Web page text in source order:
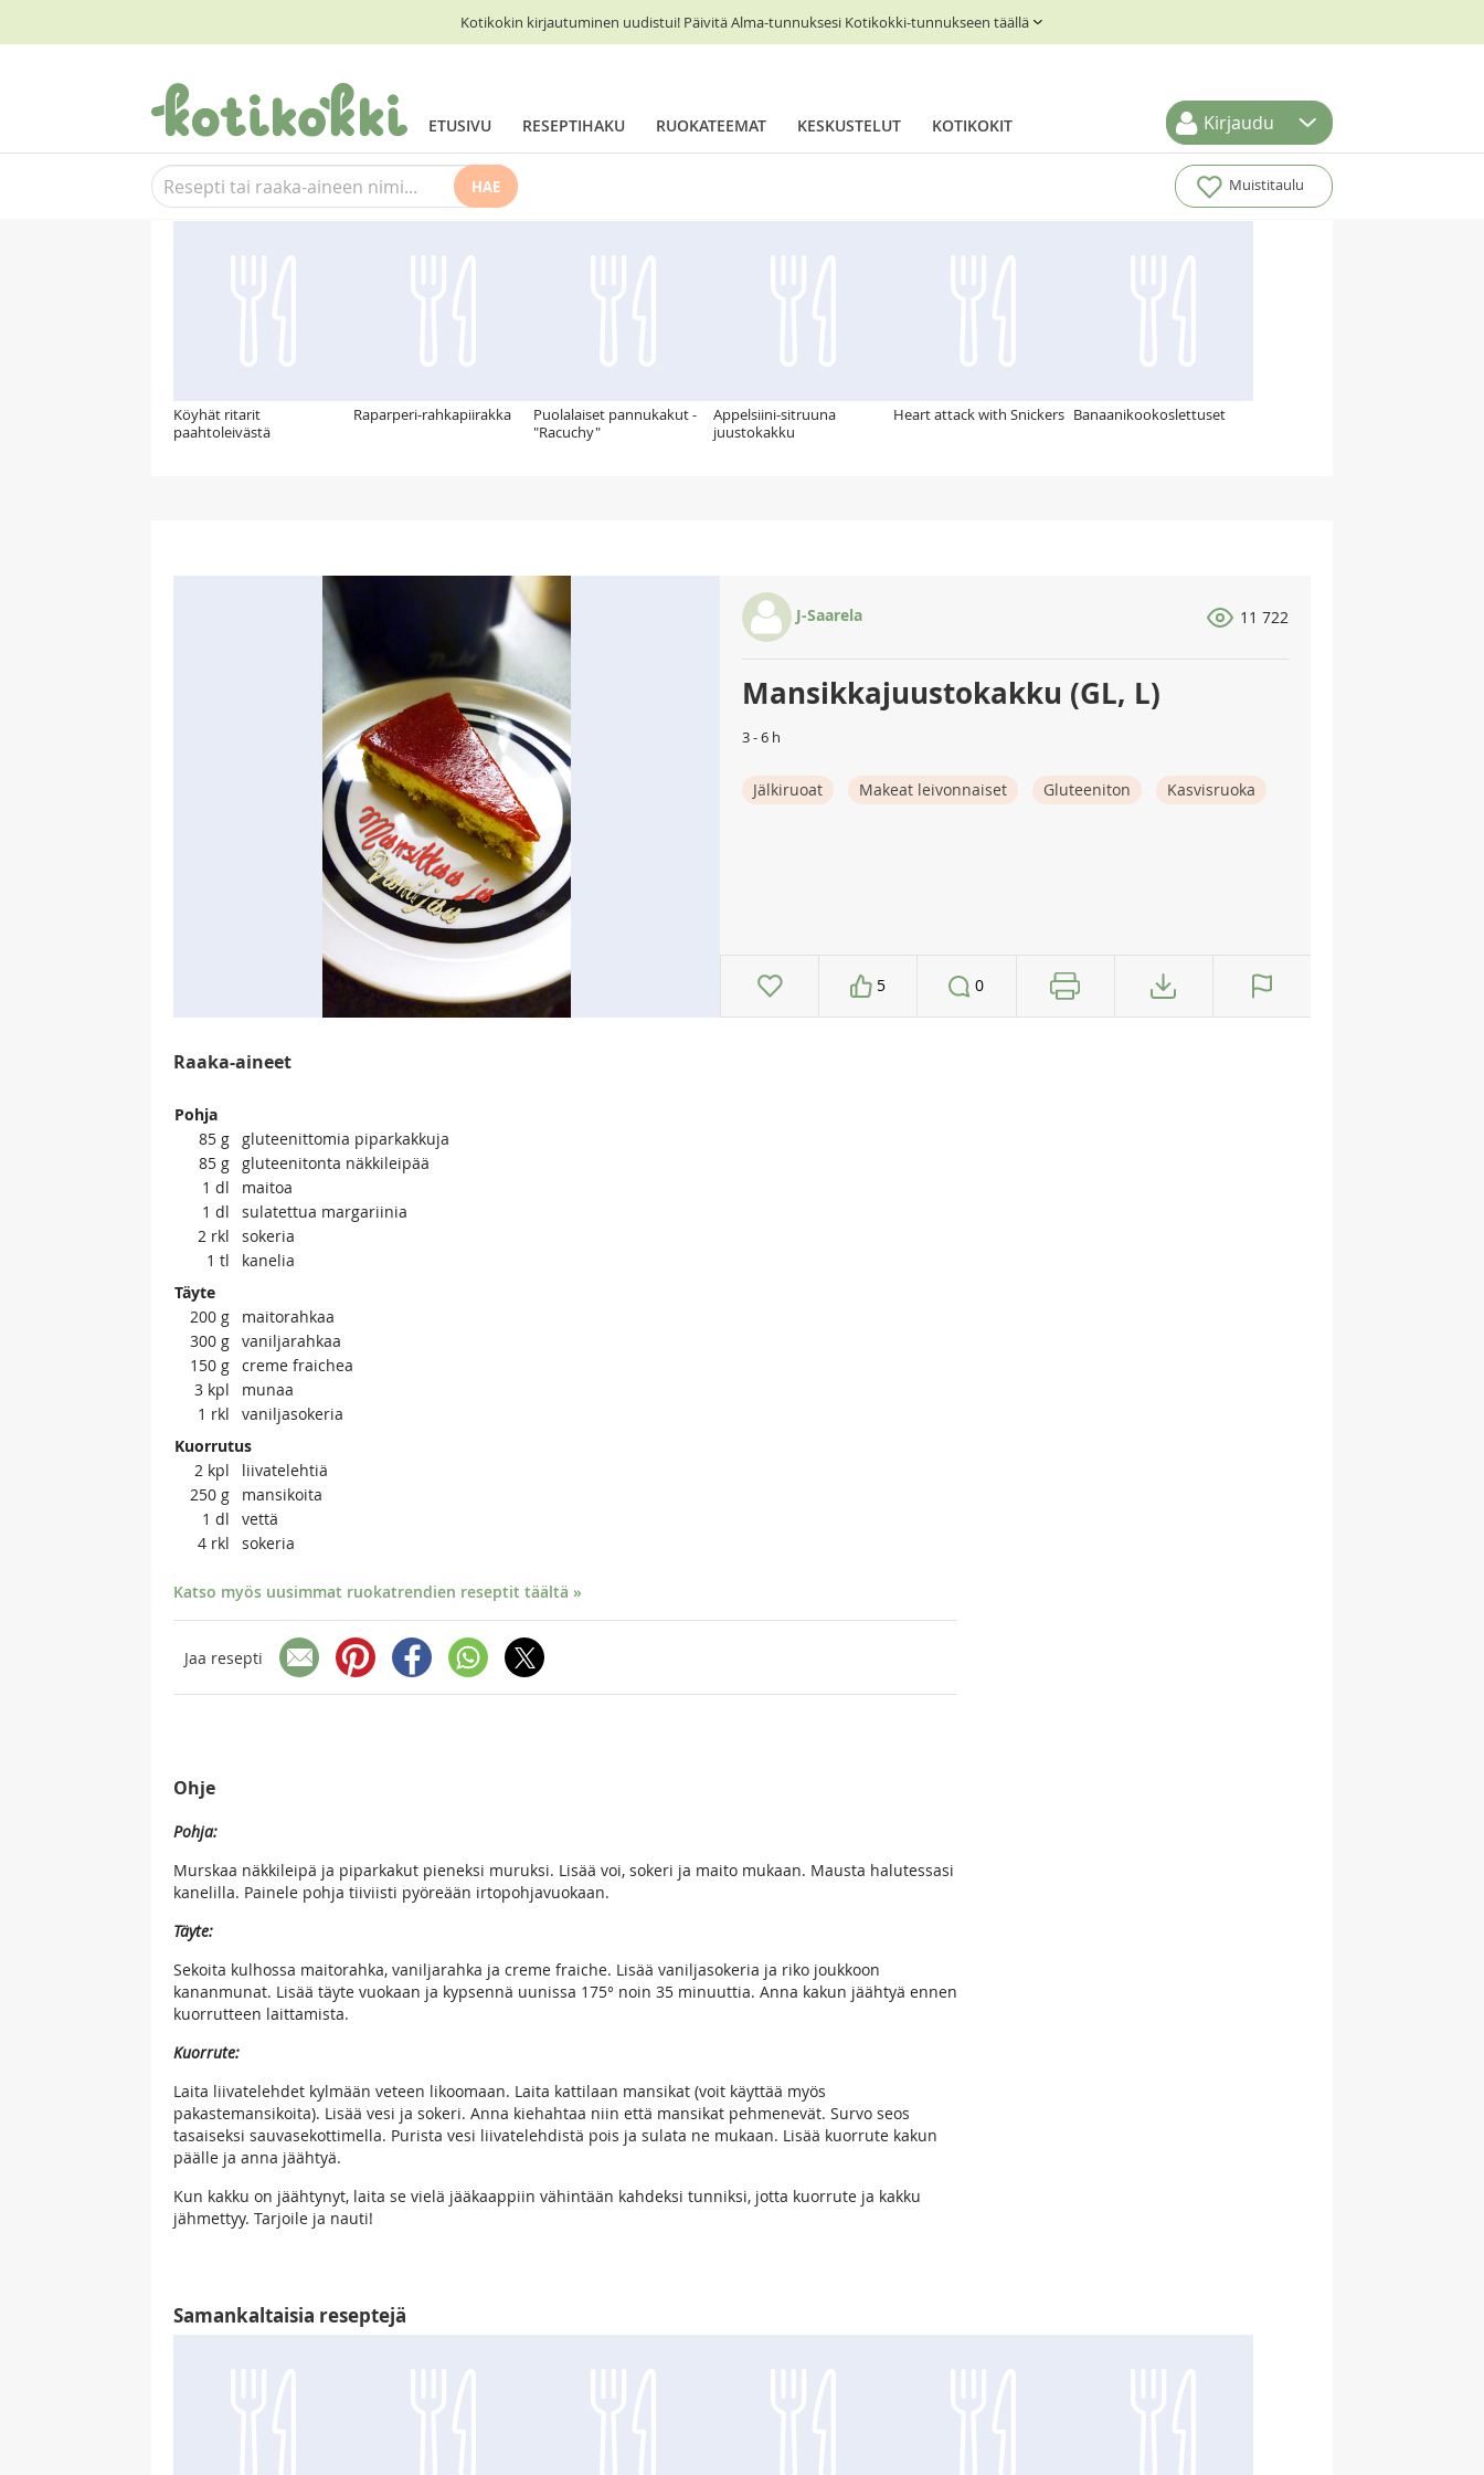
Kotikokin kirjautuminen uudistui! Päivitä Alma-tunnuksesi Kotikokki-tunnukseen täällä
ETUSIVU RESEPTIHAKU RUOKATEEMAT KESKUSTELUT KOTIKOKIT Kirjaudu
HAE Muistitaulu
Suosittelemme myös
Köyhät ritarit
paahtoleivästä
Raparperi-rahkapiirakka
Puolalaiset pannukakut -
"Racuchy"
Appelsiini-sitruuna
juustokakku
Heart attack with Snickers Banaanikookoslettuset
J-Saarela 11 722
Mansikkajuustokakku (GL, L)
3 - 6 h
Jälkiruoat Makeat leivonnaiset Gluteeniton Kasvisruoka
5 0
Raaka-aineet
Pohja
85 g
gluteenittomia piparkakkuja
85 g
gluteenitonta näkkileipää
1 dl
maitoa
1 dl
sulatettua margariinia
2 rkl
sokeria
1 tl
kanelia
Täyte
200 g
maitorahkaa
300 g vaniljarahkaa
150 g creme fraichea
3 kpl
munaa
1 rkl
vaniljasokeria
Kuorrutus
2 kpl
liivatelehtiä
250 g
mansikoita
1 dl
vettä
4 rkl sokeria
Katso myös uusimmat ruokatrendien reseptit täältä »
Jaa resepti
Ohje
Pohja:
Murskaa näkkileipä ja piparkakut pieneksi muruksi. Lisää voi, sokeri ja maito mukaan. Mausta halutessasi
kanelilla. Painele pohja tiiviisti pyöreään irtopohjavuokaan.
Täyte:
Sekoita kulhossa maitorahka, vaniljarahka ja creme fraiche. Lisää vaniljasokeria ja riko joukkoon
kananmunat. Lisää täyte vuokaan ja kypsennä uunissa 175° noin 35 minuuttia. Anna kakun jäähtyä ennen
kuorrutteen laittamista.
Kuorrute:
Laita liivatelehdet kylmään veteen likoomaan. Laita kattilaan mansikat (voit käyttää myös
pakastemansikoita). Lisää vesi ja sokeri. Anna kiehahtaa niin että mansikat pehmenevät. Survo seos
tasaiseksi sauvasekottimella. Purista vesi liivatelehdistä pois ja sulata ne mukaan. Lisää kuorrute kakun
päälle ja anna jäähtyä.
Kun kakku on jäähtynyt, laita se vielä jääkaappiin vähintään kahdeksi tunniksi, jotta kuorrute ja kakku
jähmettyy. Tarjoile ja nauti!
Samankaltaisia reseptejä